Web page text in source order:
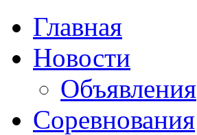
Главная
Новости
Объявления
Соревнования